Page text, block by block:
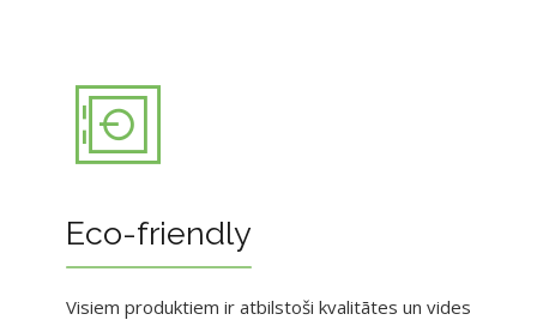
Eco-friendly
Visiem produktiem ir atbilstoši kvalitātes un vides